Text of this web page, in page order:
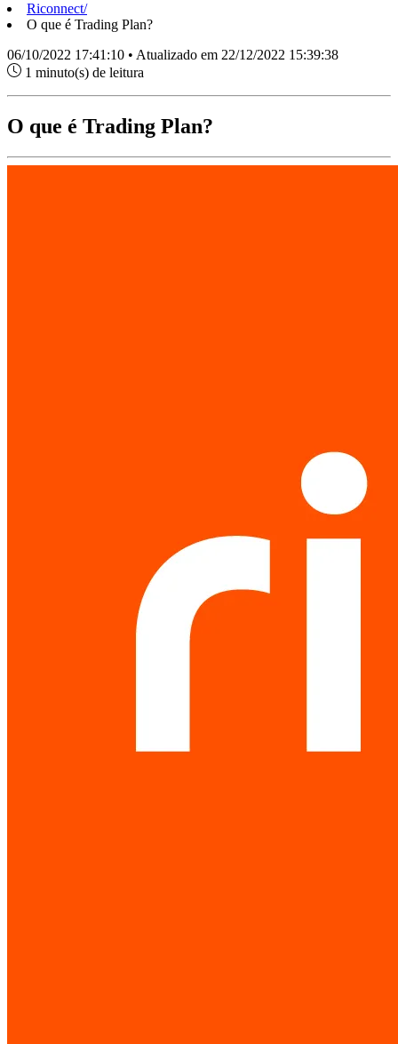
Riconnect/
O que é Trading Plan?
06/10/2022 17:41:10 • Atualizado em 22/12/2022 15:39:38
1 minuto(s) de leitura
O que é Trading Plan?